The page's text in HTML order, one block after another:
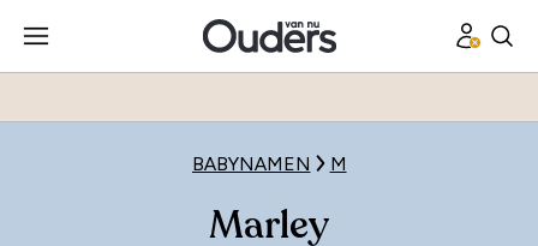
BABYNAMEN M
Marley